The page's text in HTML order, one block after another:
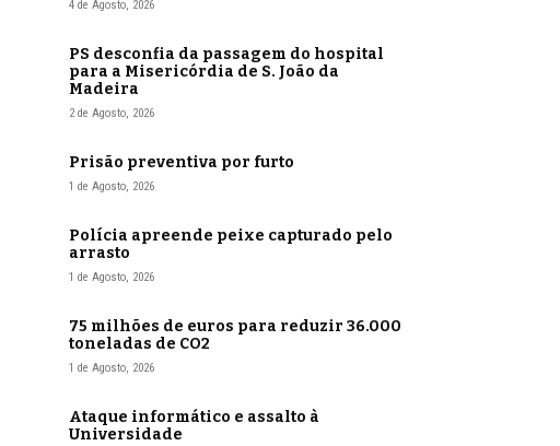
4 de Agosto, 2026
PS desconfia da passagem do hospital
para a Misericórdia de S. João da
Madeira
2 de Agosto, 2026
Prisão preventiva por furto
1 de Agosto, 2026
Polícia apreende peixe capturado pelo
arrasto
1 de Agosto, 2026
75 milhões de euros para reduzir 36.000
toneladas de CO2
1 de Agosto, 2026
Ataque informático e assalto à
Universidade